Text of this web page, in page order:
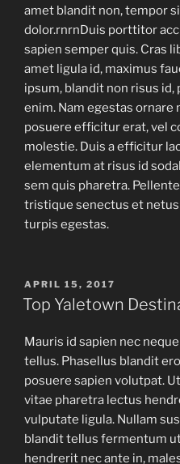
amet blandit non, tempor
dolor.rnrnDuis porttitor
sapien semper quis. Cras
amet ligula id, maximus
ipsum, blandit non risus
enim. Nam egestas
posuere efficitur erat, vel
molestie. Duis a efficitur
elementum at risus id
sem quis pharetra.
tristique senectus et
turpis egestas.
APRIL 15, 2017
Top Yaletown
Mauris id sapien nec
tellus. Phasellus blandit
posuere sapien volutpat.
vitae pharetra lectus
vulputate ligula. Nullam
blandit tellus fermentum
hendrerit nec ante in,